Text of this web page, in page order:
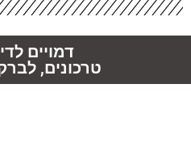
דמויים
טרכונים,